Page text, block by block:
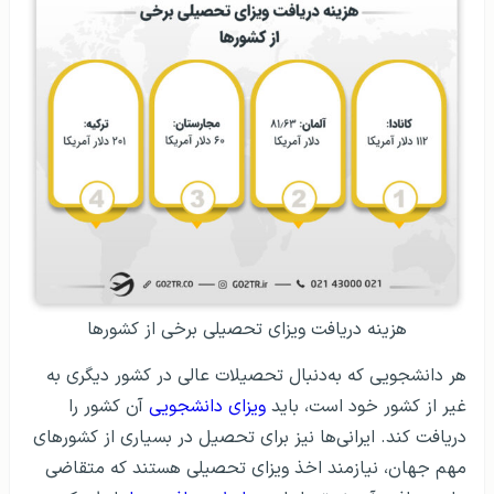
هزینه دریافت ویزای تحصیلی برخی از کشورها
هر دانشجویی که به‌دنبال تحصیلات عالی در کشور دیگری به
غیر از کشور خود است، باید ویزای دانشجویی آن کشور را
دریافت کند. ایرانی‌ها نیز برای تحصیل در بسیاری از کشورهای
مهم جهان، نیازمند اخذ ویزای تحصیلی هستند که متقاضی